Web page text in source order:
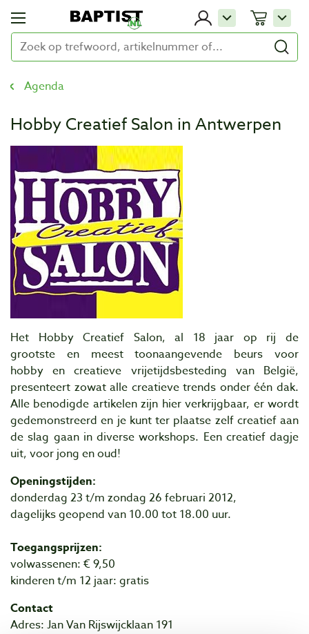
Agenda
Hobby Creatief Salon in Antwerpen
Het Hobby Creatief Salon, al 18 jaar op rij de
grootste en meest toonaangevende beurs voor
hobby en creatieve vrijetijdsbesteding van België,
presenteert zowat alle creatieve trends onder één dak.
Alle benodigde artikelen zijn hier verkrijgbaar, er wordt
gedemonstreerd en je kunt ter plaatse zelf creatief aan
de slag gaan in diverse workshops. Een creatief dagje
uit, voor jong en oud!
Openingstijden:
donderdag 23 t/m zondag 26 februari 2012,
dagelijks geopend van 10.00 tot 18.00 uur.
Toegangsprijzen:
volwassenen: € 9,50
kinderen t/m 12 jaar: gratis
Contact
Adres: Jan Van Rijswijcklaan 191